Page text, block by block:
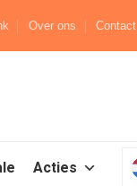
Over ons Contact
Acties